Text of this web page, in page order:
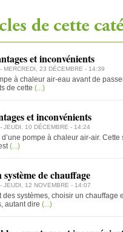
et inconvénients
MERCREDI, 23 DÉCEMBRE - 14:39
à chaleur air-eau avant de
de cette (...)
et inconvénients
JEUDI, 10 DÉCEMBRE - 14:24
pompe à chaleur air-air.
(...)
de chauffage
JEUDI, 12 NOVEMBRE - 14:07
systèmes, choisir un chauffage
autant dire (...)